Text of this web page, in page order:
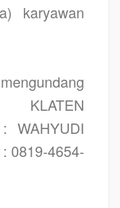
karyawan
KLATEN
WAHYUDI
0819-4654-